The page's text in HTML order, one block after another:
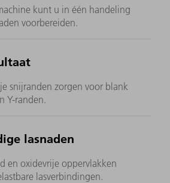
kunt u in één handeling
voorbereiden.
snijranden zorgen voor blank
Y-randen.
lasnaden
en oxidevrije oppervlakken
lasverbindingen.